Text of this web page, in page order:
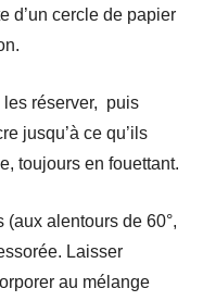
d’un cercle de papier
les réserver, puis
jusqu’à ce qu’ils
toujours en fouettant.
(aux alentours de 60°,
Laisser
au mélange